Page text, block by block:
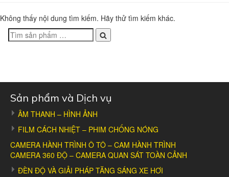
Không thấy nội dung tìm kiếm. Hãy thử tìm kiếm khác.
Sản phẩm và Dịch vụ
ÂM THANH – HÌNH ẢNH
FILM CÁCH NHIỆT – PHIM CHỐNG NÓNG
CAMERA HÀNH TRÌNH Ô TÔ – CAM HÀNH TRÌNH
CAMERA 360 ĐỘ – CAMERA QUAN SÁT TOÀN CẢNH
ĐÈN ĐỘ VÀ GIẢI PHÁP TĂNG SÁNG XE HƠI